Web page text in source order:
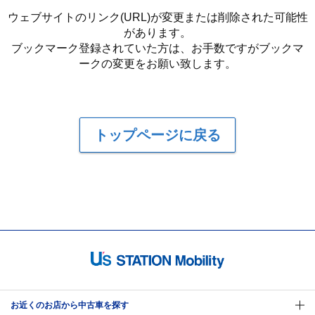
ウェブサイトのリンク(URL)が変更または削除された可能性
があります。
ブックマーク登録されていた方は、お手数ですがブックマ
ークの変更をお願い致します。
トップページに戻る
お近くのお店から中古車を探す